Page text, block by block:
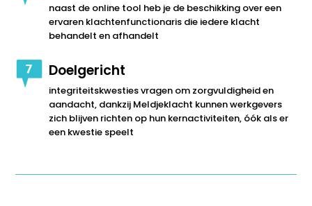
naast de online tool heb je de beschikking over een
ervaren klachtenfunctionaris die iedere klacht
behandelt en afhandelt
Doelgericht
integriteitskwesties vragen om zorgvuldigheid en
aandacht, dankzij Meldjeklacht kunnen werkgevers
zich blijven richten op hun kernactiviteiten, óók als er
een kwestie speelt